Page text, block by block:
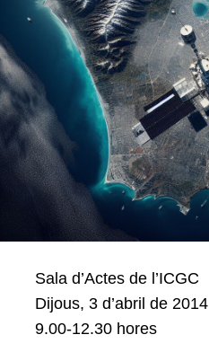
Sala d’Actes de l’ICGC
Dijous, 3 d’abril de 2014
9.00-12.30 hores